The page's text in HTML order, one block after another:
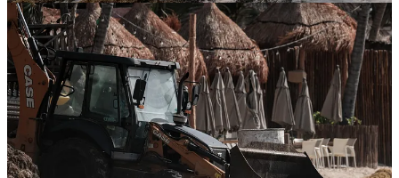
Compartir
Discusión sobre este post
Comentarios Restacks